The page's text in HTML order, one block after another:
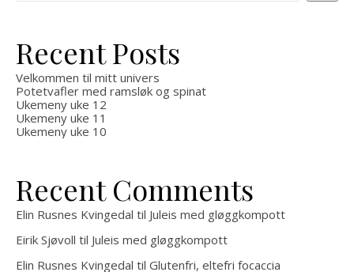
Recent Posts
Velkommen til mitt univers
Potetvafler med ramsløk og spinat
Ukemeny uke 12
Ukemeny uke 11
Ukemeny uke 10
Recent Comments
Elin Rusnes Kvingedal til Juleis med gløggkompott
Eirik Sjøvoll til Juleis med gløggkompott
Elin Rusnes Kvingedal til Glutenfri, eltefri focaccia